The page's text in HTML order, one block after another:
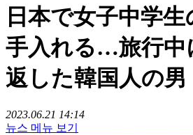
日本で女子中学
手入れる…旅行中
返した韓国人の男
2023.06.21 14:14
뉴스 메뉴 보기